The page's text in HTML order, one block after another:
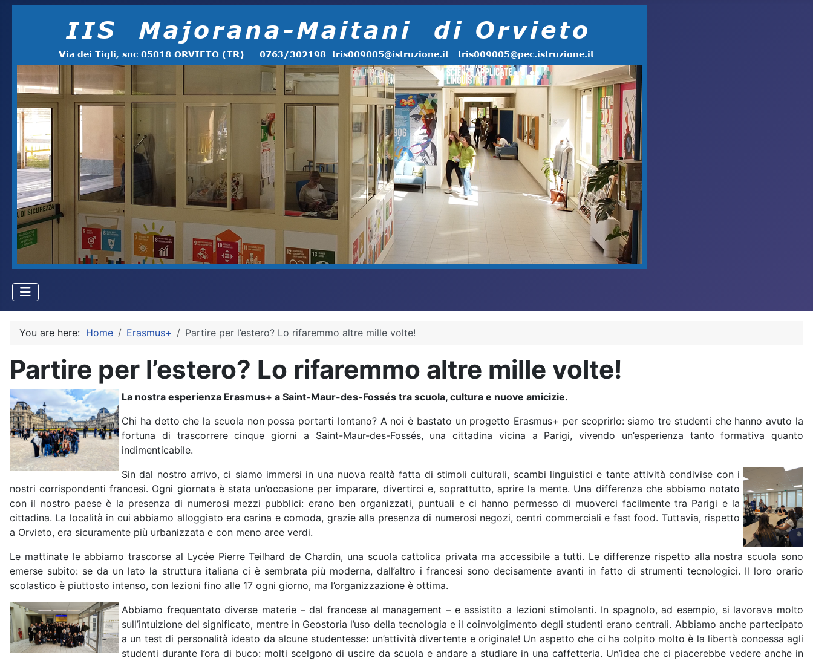
You are here: Home Erasmus+ Partire per l’estero? Lo rifaremmo altre mille volte!
Partire per l’estero? Lo rifaremmo altre mille volte!
La nostra esperienza Erasmus+ a Saint-Maur-des-Fossés tra scuola, cultura e nuove amicizie.
Chi ha detto che la scuola non possa portarti lontano? A noi è bastato un progetto Erasmus+ per scoprirlo: siamo tre studenti che hanno avuto la
fortuna di trascorrere cinque giorni a Saint-Maur-des-Fossés, una cittadina vicina a Parigi, vivendo un’esperienza tanto formativa quanto
indimenticabile.
Sin dal nostro arrivo, ci siamo immersi in una nuova realtà fatta di stimoli culturali, scambi linguistici e tante attività condivise con i
nostri corrispondenti francesi. Ogni giornata è stata un’occasione per imparare, divertirci e, soprattutto, aprire la mente. Una differenza che abbiamo notato
con il nostro paese è la presenza di numerosi mezzi pubblici: erano ben organizzati, puntuali e ci hanno permesso di muoverci facilmente tra Parigi e la
cittadina. La località in cui abbiamo alloggiato era carina e comoda, grazie alla presenza di numerosi negozi, centri commerciali e fast food. Tuttavia, rispetto
a Orvieto, era sicuramente più urbanizzata e con meno aree verdi.
Le mattinate le abbiamo trascorse al Lycée Pierre Teilhard de Chardin, una scuola cattolica privata ma accessibile a tutti. Le differenze rispetto alla nostra scuola sono
emerse subito: se da un lato la struttura italiana ci è sembrata più moderna, dall’altro i francesi sono decisamente avanti in fatto di strumenti tecnologici. Il loro orario
scolastico è piuttosto intenso, con lezioni fino alle 17 ogni giorno, ma l’organizzazione è ottima.
Abbiamo frequentato diverse materie – dal francese al management – e assistito a lezioni stimolanti. In spagnolo, ad esempio, si lavorava molto
sull’intuizione del significato, mentre in Geostoria l’uso della tecnologia e il coinvolgimento degli studenti erano centrali. Abbiamo anche partecipato
a un test di personalità ideato da alcune studentesse: un’attività divertente e originale! Un aspetto che ci ha colpito molto è la libertà concessa agli
studenti durante l’ora di buco: molti scelgono di uscire da scuola e andare a studiare in una caffetteria. Un’idea che ci piacerebbe vedere anche in